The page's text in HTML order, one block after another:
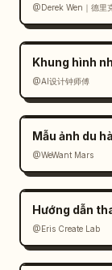
@Derek Wen｜德里
@AI设计钟师傅
Mẫu ảnh du
@WeWant Mars
Hướng dẫn
@Eris Create Lab